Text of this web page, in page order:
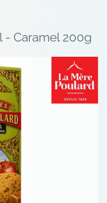
- Caramel 200g